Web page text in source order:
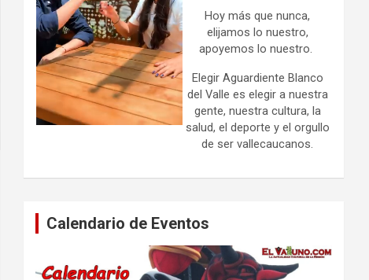
Hoy más que nunca,
elijamos lo nuestro,
apoyemos lo nuestro.
Elegir Aguardiente Blanco
del Valle es elegir a nuestra
gente, nuestra cultura, la
salud, el deporte y el orgullo
de ser vallecaucanos.
Calendario de Eventos